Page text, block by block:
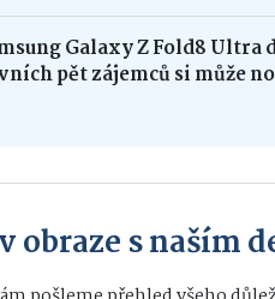
Galaxy Z Fold8 Ultra
pět zájemců si může
obraze s naším